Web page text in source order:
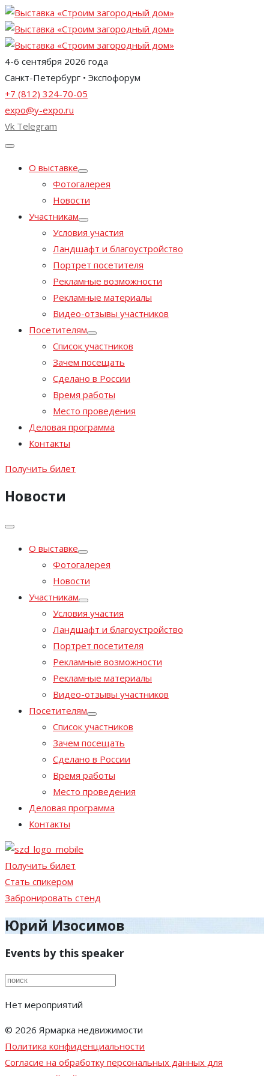
4-6 сентября 2026 года
Санкт-Петербург • Экспофорум
+7 (812) 324-70-05
expo@y-expo.ru
Vk Telegram
О выставке
Фотогалерея
Новости
Участникам
Условия участия
Ландшафт и благоустройство
Портрет посетителя
Рекламные возможности
Рекламные материалы
Видео-отзывы участников
Посетителям
Список участников
Зачем посещать
Сделано в России
Время работы
Место проведения
Деловая программа
Контакты
Получить билет
Новости
О выставке
Фотогалерея
Новости
Участникам
Условия участия
Ландшафт и благоустройство
Портрет посетителя
Рекламные возможности
Рекламные материалы
Видео-отзывы участников
Посетителям
Список участников
Зачем посещать
Сделано в России
Время работы
Место проведения
Деловая программа
Контакты
Получить билет
Стать спикером
Забронировать стенд
Юрий Изосимов
Events by this speaker
Нет мероприятий
© 2026 Ярмарка недвижимости
Политика конфиденциальности
Согласие на обработку персональных данных для